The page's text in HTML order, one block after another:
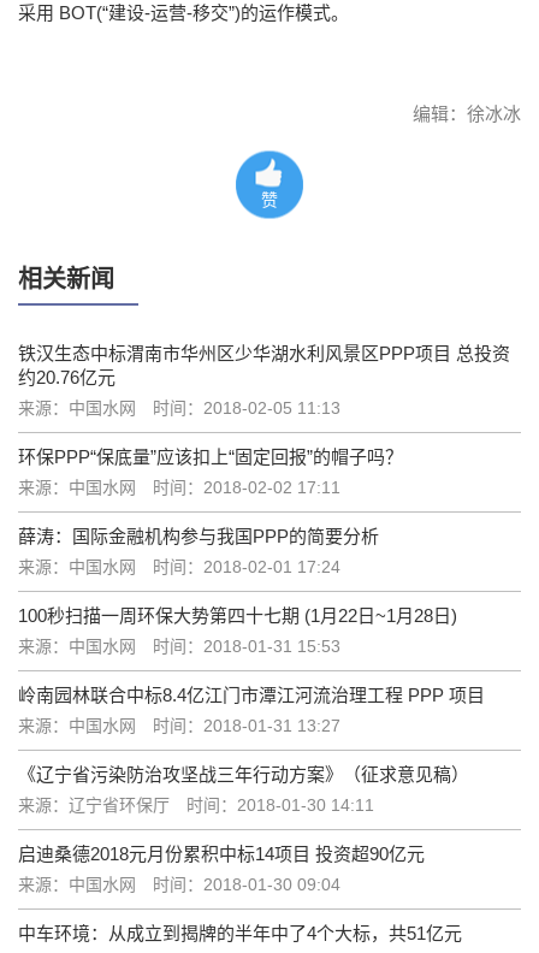
采用 BOT(“建设-运营-移交”)的运作模式。
编辑：徐冰冰
赞
相关新闻
铁汉生态中标渭南市华州区少华湖水利风景区PPP项目 总投资
约20.76亿元
来源：中国水网 时间：2018-02-05 11:13
环保PPP“保底量”应该扣上“固定回报”的帽子吗？
来源：中国水网 时间：2018-02-02 17:11
薛涛：国际金融机构参与我国PPP的简要分析
来源：中国水网 时间：2018-02-01 17:24
100秒扫描一周环保大势第四十七期 (1月22日~1月28日)
来源：中国水网 时间：2018-01-31 15:53
岭南园林联合中标8.4亿江门市潭江河流治理工程 PPP 项目
来源：中国水网 时间：2018-01-31 13:27
《辽宁省污染防治攻坚战三年行动方案》（征求意见稿）
来源：辽宁省环保厅 时间：2018-01-30 14:11
启迪桑德2018元月份累积中标14项目 投资超90亿元
来源：中国水网 时间：2018-01-30 09:04
中车环境：从成立到揭牌的半年中了4个大标，共51亿元